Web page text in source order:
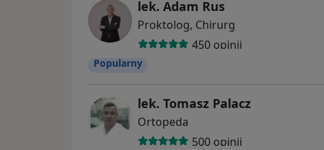
lek. Adam Rus
Proktolog, Chirurg
450 opinii
Popularny
lek. Tomasz Palacz
Ortopeda
500 opinii